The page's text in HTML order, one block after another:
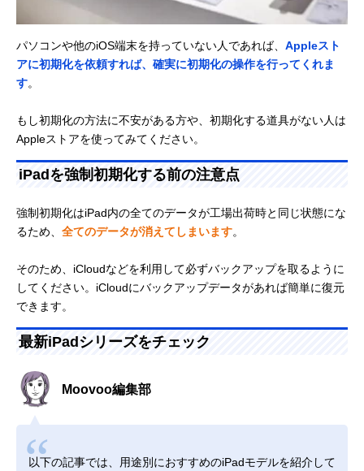
パソコンや他のiOS端末を持っていない人であれば、 Appleスト
アに初期化を依頼すれば、確実に初期化の操作を行ってくれま
す。
もし初期化の方法に不安がある方や、初期化する道具がない人は
Appleストアを使ってみてください。
iPadを強制初期化する前の注意点
強制初期化はiPad内の全てのデータが工場出荷時と同じ状態にな
るため、 全てのデータが消えてしまいます。
そのため、iCloudなどを利用して必ずバックアップを取るように
してください。iCloudにバックアップデータがあれば簡単に復元
できます。
最新iPadシリーズをチェック
Moovoo編集部
以下の記事では、用途別におすすめのiPadモデルを紹介して